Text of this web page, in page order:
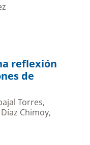
reflexión
de
Torres,
Chimoy,